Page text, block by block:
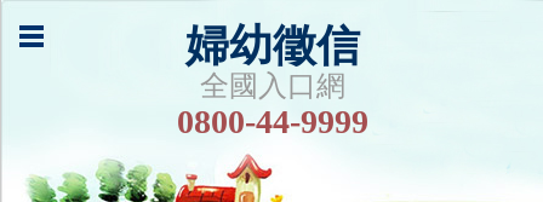
婦幼徵信
全國入口網
0800-44-9999